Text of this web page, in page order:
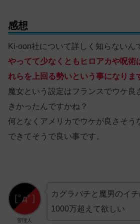
感想
Ki-oon社について詳しく知らないん
やってて少なくともヒロアカや呪術
れらを上回る勢いという事になりま
魔女という設定はフランスでウケ良
きかったんですかね？
何となくアメリカでウケが良さそう
できてそうで良い事です。
管理人
カグラバチと魔男のイ
1000万超えて欲しい